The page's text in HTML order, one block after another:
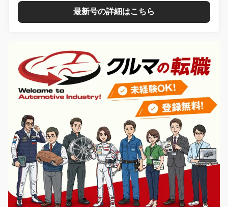
最新号の詳細はこちら